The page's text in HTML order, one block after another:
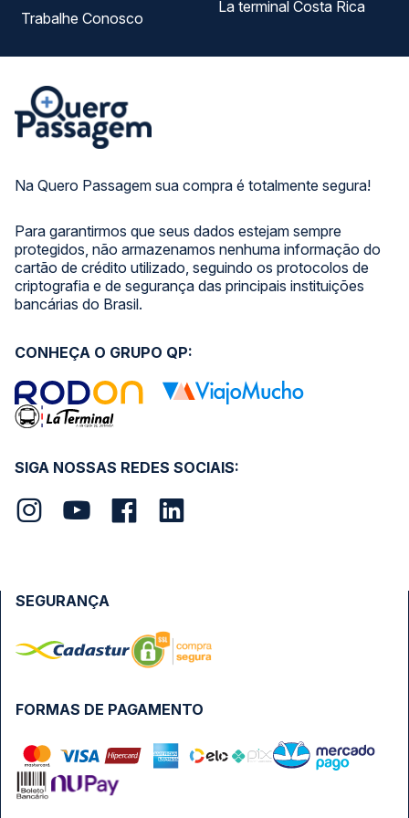
Na Quero Passagem sua compra é totalmente segura!
Para garantirmos que seus dados estejam sempre
protegidos, não armazenamos nenhuma informação do
cartão de crédito utilizado, seguindo os protocolos de
criptografia e de segurança das principais instituições
bancárias do Brasil.
Trabalhe Conosco
La terminal Costa Rica
SIGA NOSSAS REDES SOCIAIS:
CONHEÇA O GRUPO QP:
FORMAS DE PAGAMENTO
SEGURANÇA